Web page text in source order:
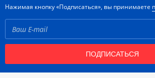
Нажимая кнопку «Подписаться», вы принимаете
ПОДПИСАТЬСЯ